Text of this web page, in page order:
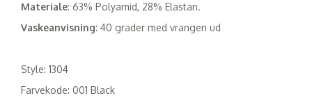
Materiale: 63% Polyamid, 28% Elastan.
Vaskeanvisning: 40 grader med vrangen ud
Style: 1304
Farvekode: 001 Black